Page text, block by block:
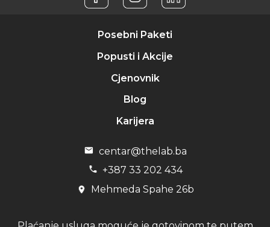
Posebni Paketi
Popusti i Akcije
Cjenovnik
Blog
Karijera
centar@thelab.ba
+387 33 202 434
Mehmeda Spahe 26b